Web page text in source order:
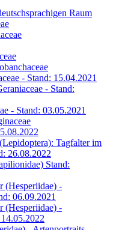
Raum
- Stand: 15.04.2021
- Stand:
- Stand: 03.05.2021
Tagfalter im
26.08.2022
Stand:
(Hesperiidae) -
06.09.2021
(Hesperiidae) -